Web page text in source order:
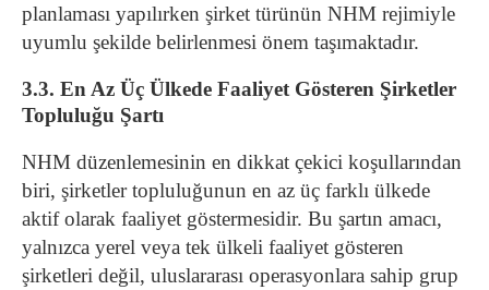
planlaması yapılırken şirket türünün NHM rejimiyle
uyumlu şekilde belirlenmesi önem taşımaktadır.
3.3. En Az Üç Ülkede Faaliyet Gösteren Şirketler
Topluluğu Şartı
NHM düzenlemesinin en dikkat çekici koşullarından
biri, şirketler topluluğunun en az üç farklı ülkede
aktif olarak faaliyet göstermesidir. Bu şartın amacı,
yalnızca yerel veya tek ülkeli faaliyet gösteren
şirketleri değil, uluslararası operasyonlara sahip grup